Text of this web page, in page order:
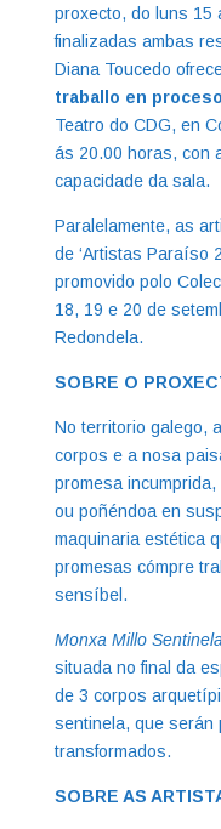
proxecto, do luns 15
finalizadas ambas
Diana Toucedo
traballo en proceso
Teatro do CDG, en
ás 20.00 horas, con
capacidade da sala.
Paralelamente, as
de ‘Artistas Paraíso
promovido polo
18, 19 e 20 de
Redondela.
SOBRE O
No territorio galego,
corpos e a nosa
promesa
ou poñéndoa en
maquinaria estética
promesas cómpre
sensíbel.
Monxa Millo Sentinela
situada no final da
de 3 corpos
sentinela, que serán
transformados.
SOBRE AS